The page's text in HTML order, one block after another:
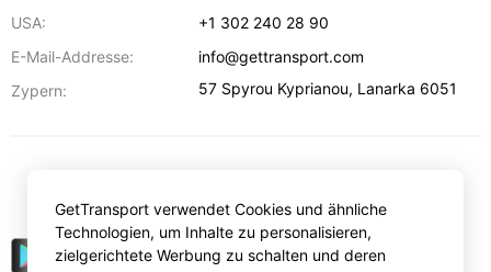
USA:
+1 302 240 28 90
E-Mail-Addresse:
info@gettransport.com
Zypern:
57 Spyrou Kyprianou, Lanarka 6051
GetTransport verwendet Cookies und ähnliche
Technologien, um Inhalte zu personalisieren,
zielgerichtete Werbung zu schalten und deren